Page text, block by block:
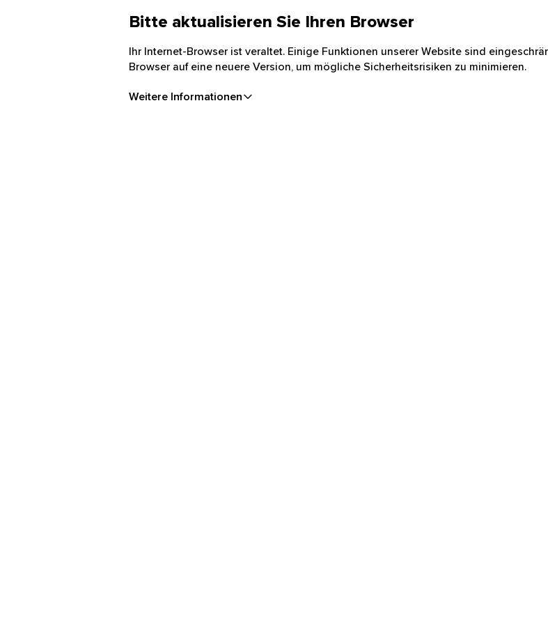
Bitte aktualisieren Sie Ihren Browser
Ihr Internet-Browser ist veraltet. Einige Funktionen unserer Website sind
Browser auf eine neuere Version, um mögliche Sicherheitsrisiken zu minimieren.
Weitere Informationen